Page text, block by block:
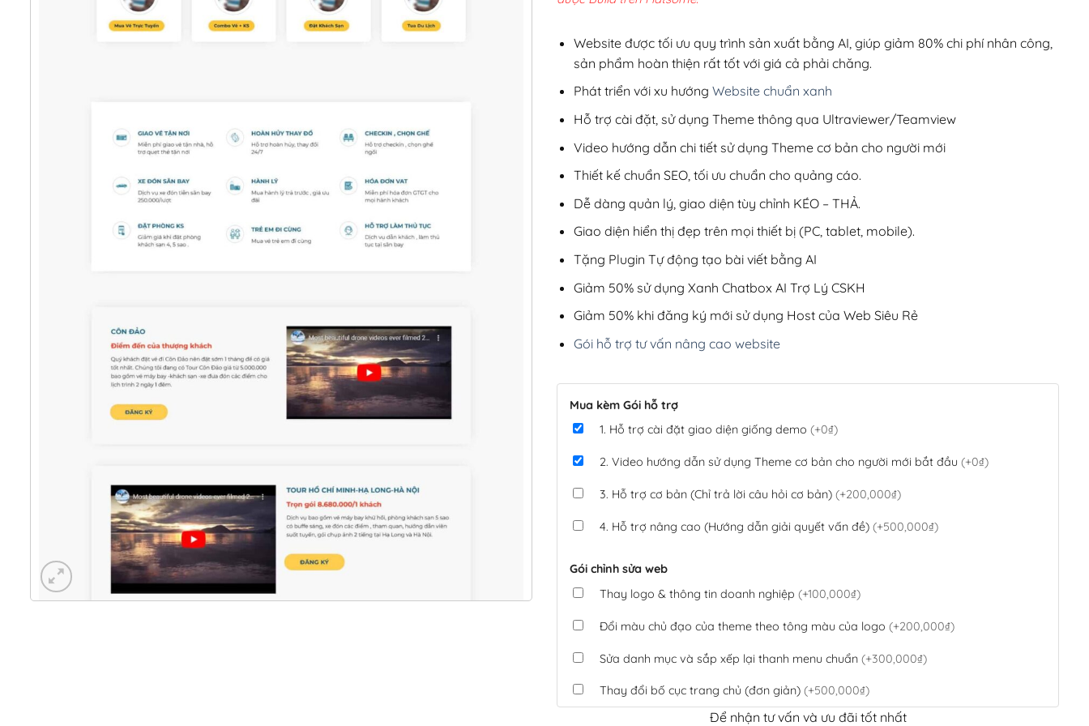
200,000₫.
Website được tối ưu quy trình sản xuất bằng AI, giúp giảm 80% chi phí nhân công,
sản phẩm hoàn thiện rất tốt với giá cả phải chăng.
Phát triển với xu hướng Website chuẩn xanh
Hỗ trợ cài đặt, sử dụng Theme thông qua Ultraviewer/Teamview
Video hướng dẫn chi tiết sử dụng Theme cơ bản cho người mới
Thiết kế chuẩn SEO, tối ưu chuẩn cho quảng cáo.
Dễ dàng quản lý, giao diện tùy chỉnh KÉO – THẢ.
Giao diện hiển thị đẹp trên mọi thiết bị (PC, tablet, mobile).
Tặng Plugin Tự động tạo bài viết bằng AI
Giảm 50% sử dụng Xanh Chatbox AI Trợ Lý CSKH
Giảm 50% khi đăng ký mới sử dụng Host của Web Siêu Rẻ
Gói hỗ trợ tư vấn nâng cao website
Mua kèm Gói hỗ trợ
1. Hỗ trợ cài đặt giao diện giống demo (+0₫)
2. Video hướng dẫn sử dụng Theme cơ bản cho người mới bắt đầu (+0₫)
3. Hỗ trợ cơ bản (Chỉ trả lời câu hỏi cơ bản) (+200,000₫)
4. Hỗ trợ nâng cao (Hướng dẫn giải quyết vấn đề) (+500,000₫)
Gói chỉnh sửa web
Thay logo & thông tin doanh nghiệp (+100,000₫)
Đổi màu chủ đạo của theme theo tông màu của logo (+200,000₫)
Sửa danh mục và sắp xếp lại thanh menu chuẩn (+300,000₫)
Thay đổi bố cục trang chủ (đơn giản) (+500,000₫)
Tích hợp thanh toán QR Code ngân hàng(+100,000₫)
Để nhận tư vấn và ưu đãi tốt nhất